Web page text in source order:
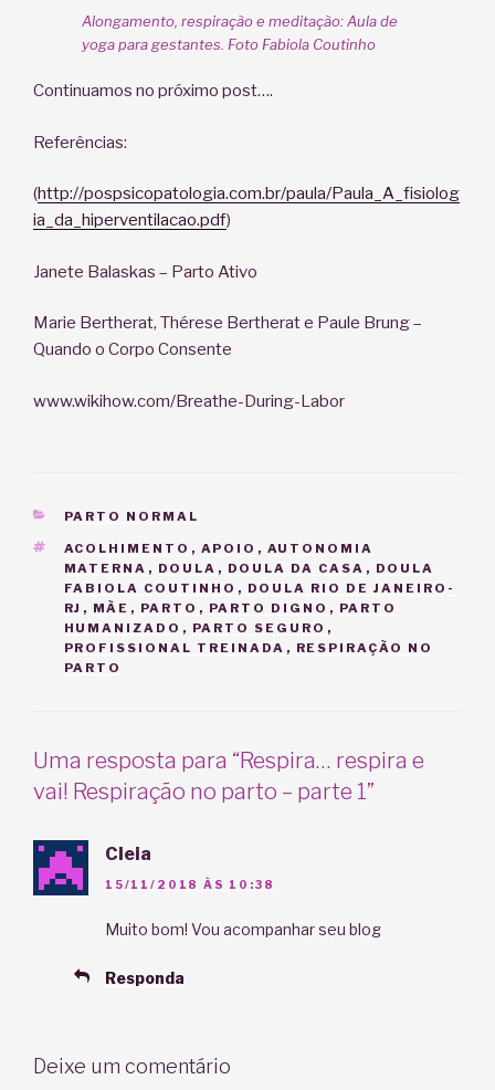
Alongamento, respiração e meditação: Aula de
yoga para gestantes. Foto Fabiola Coutinho
Continuamos no próximo post….
Referências:
(http://pospsicopatologia.com.br/paula/Paula_A_fisiolog
ia_da_hiperventilacao.pdf)
Janete Balaskas – Parto Ativo
Marie Bertherat, Thérese Bertherat e Paule Brung –
Quando o Corpo Consente
www.wikihow.com/Breathe-During-Labor
CATEGORIAS
PARTO NORMAL
TAGS
ACOLHIMENTO , APOIO , AUTONOMIA
MATERNA , DOULA , DOULA DA CASA , DOULA
FABIOLA COUTINHO , DOULA RIO DE JANEIRO-
RJ , MÃE , PARTO , PARTO DIGNO , PARTO
HUMANIZADO , PARTO SEGURO ,
PROFISSIONAL TREINADA , RESPIRAÇÃO NO
PARTO
Uma resposta para “Respira… respira e
vai! Respiração no parto – parte 1”
Cleia
15/11/2018 ÀS 10:38
Muito bom! Vou acompanhar seu blog
Responda
Deixe um comentário